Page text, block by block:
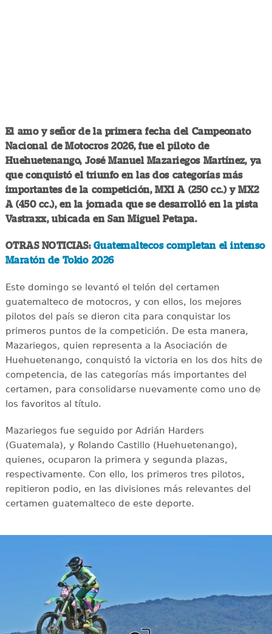
El amo y señor de la primera fecha del Campeonato
Nacional de Motocros 2026, fue el piloto de
Huehuetenango, José Manuel Mazariegos Martínez, ya
que conquistó el triunfo en las dos categorías más
importantes de la competición, MX1 A (250 cc.) y MX2
A (450 cc.), en la jornada que se desarrolló en la pista
Vastraxx, ubicada en San Miguel Petapa.
OTRAS NOTICIAS: Guatemaltecos completan el intenso
Maratón de Tokio 2026
Este domingo se levantó el telón del certamen
guatemalteco de motocros, y con ellos, los mejores
pilotos del país se dieron cita para conquistar los
primeros puntos de la competición. De esta manera,
Mazariegos, quien representa a la Asociación de
Huehuetenango, conquistó la victoria en los dos hits de
competencia, de las categorías más importantes del
certamen, para consolidarse nuevamente como uno de
los favoritos al título.
Mazariegos fue seguido por Adrián Harders
(Guatemala), y Rolando Castillo (Huehuetenango),
quienes, ocuparon la primera y segunda plazas,
respectivamente. Con ello, los primeros tres pilotos,
repitieron podio, en las divisiones más relevantes del
certamen guatemalteco de este deporte.